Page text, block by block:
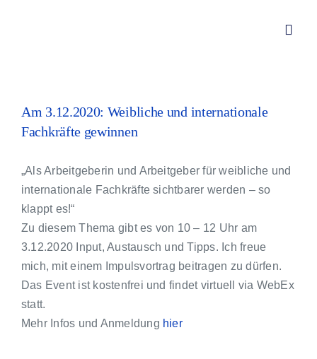
Über mich
Aktuelles
Kundenstimmen
Kontakt
Am 3.12.2020: Weibliche und internationale
Fachkräfte gewinnen
„Als Arbeitgeberin und Arbeitgeber für weibliche und
internationale Fachkräfte sichtbarer werden – so
klappt es!“
Zu diesem Thema gibt es von 10 – 12 Uhr am
3.12.2020 Input, Austausch und Tipps. Ich freue
mich, mit einem Impulsvortrag beitragen zu dürfen.
Das Event ist kostenfrei und findet virtuell via WebEx
statt.
Mehr Infos und Anmeldung hier